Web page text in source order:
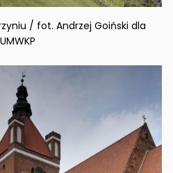
/ fot. Andrzej Goiński dla
UMWKP